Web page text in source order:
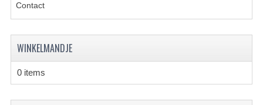
REMMEN EN WIELEN
ASSEN EN BUSSEN
Contact
WINKELMANDJE
0 items